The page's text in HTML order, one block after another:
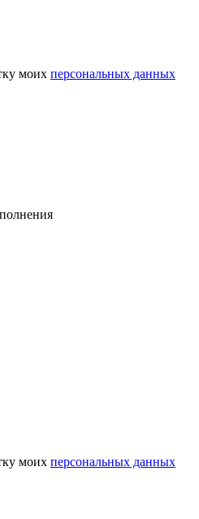
моих персональных данных
моих персональных данных